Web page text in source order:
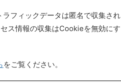
フィックデータは匿名で収集され
ス情報の収集はCookieを無効にす
をご覧ください。